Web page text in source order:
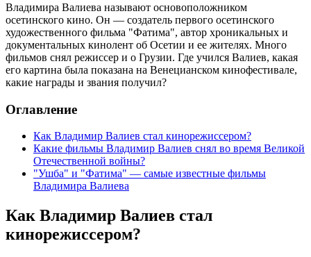
Владимира Валиева называют основоположником
осетинского кино. Он — создатель первого осетинского
художественного фильма "Фатима", автор хроникальных и
документальных кинолент об Осетии и ее жителях. Много
фильмов снял режиссер и о Грузии. Где учился Валиев, какая
его картина была показана на Венецианском кинофестивале,
какие награды и звания получил?
Оглавление
Как Владимир Валиев стал кинорежиссером?
Какие фильмы Владимир Валиев снял во время Великой
Отечественной войны?
"Ушба" и "Фатима" — самые известные фильмы
Владимира Валиева
Как Владимир Валиев стал
кинорежиссером?